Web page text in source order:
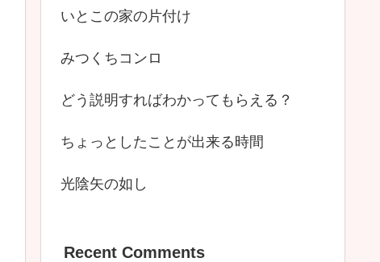
いとこの家の片付け
みつくちコンロ
どう説明すればわかってもらえる？
ちょっとしたことが出来る時間
光陰矢の如し
Recent Comments